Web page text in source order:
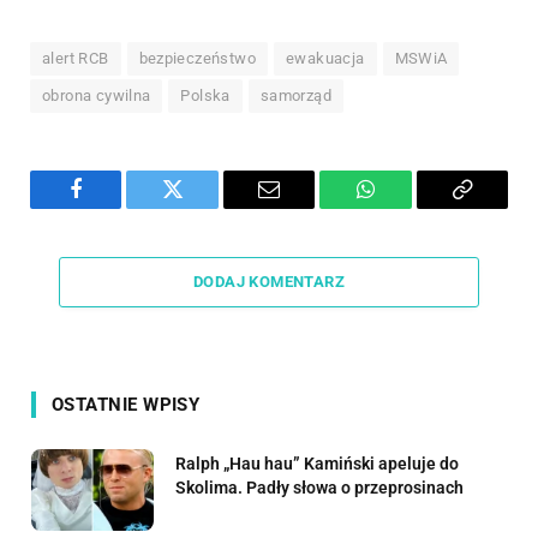
alert RCB bezpieczeństwo ewakuacja MSWiA
obrona cywilna Polska samorząd
Facebook Twitter Email WhatsAppCopy
DODAJ KOMENTARZ
OSTATNIE WPISY
Ralph „Hau hau” Kamiński apeluje do
Skolima. Padły słowa o przeprosinach